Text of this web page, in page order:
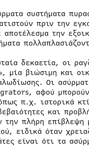
συστήματα
πριν την
την
δεκαετία, οι
μία βιώσιμη και
Οι
αφού μπορούν
π.χ. ιστορικά
και
την πλήρη επίβλεψη
ειδικά όταν
είναι ότι τα